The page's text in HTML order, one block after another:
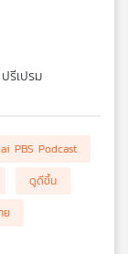
รีเปรม
PBS Podcast
ดูดีขึ้น
ย